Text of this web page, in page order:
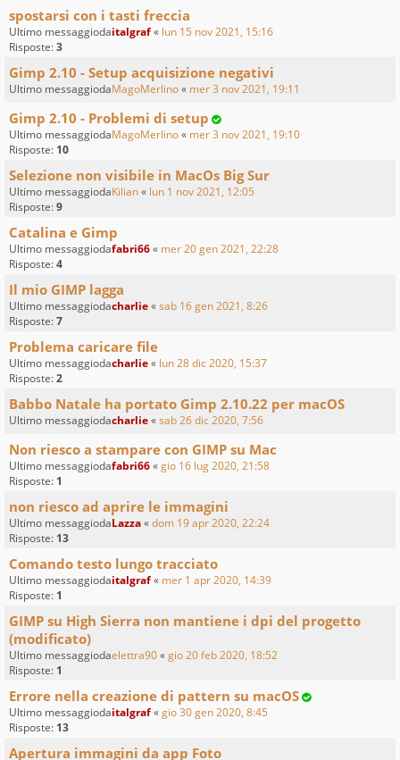
spostarsi con i tasti freccia
Ultimo messaggiodaitalgraf« lun 15 nov 2021, 15:16
Risposte:3
Gimp 2.10 - Setup acquisizione negativi
Ultimo messaggiodaMagoMerlino« mer 3 nov 2021, 19:11
Gimp 2.10 - Problemi di setup
Ultimo messaggiodaMagoMerlino« mer 3 nov 2021, 19:10
Risposte: 10
Selezione non visibile in MacOs Big Sur
Ultimo messaggiodaKilian« lun 1 nov 2021, 12:05
Risposte:9
Catalina e Gimp
Ultimo messaggiodafabri66« mer 20 gen 2021, 22:28
Risposte:4
Il mio GIMP lagga
Ultimo messaggiodacharlie«sab 16 gen 2021, 8:26
Risposte:7
Problema caricare file
Ultimo messaggiodacharlie« lun 28 dic 2020, 15:37
Risposte:2
Babbo Natale ha portato Gimp 2.10.22 per macOS
Ultimo messaggiodacharlie«sab 26 dic 2020, 7:56
Non riesco a stampare con GIMP su Mac
Ultimo messaggiodafabri66«gio 16 lug 2020, 21:58
Risposte: 1
non riesco ad aprire le immagini
Ultimo messaggiodaLazza«dom 19 apr 2020, 22:24
Risposte: 13
Comando testo lungo tracciato
Ultimo messaggiodaitalgraf« mer 1 apr 2020, 14:39
Risposte: 1
GIMP su High Sierra non mantiene i dpi del progetto
(modificato)
Ultimo messaggiodaelettra90«gio 20 feb 2020, 18:52
Risposte: 1
Errore nella creazione di pattern su macOS
Ultimo messaggiodaitalgraf«gio 30 gen 2020, 8:45
Risposte: 13
Apertura immagini da app Foto